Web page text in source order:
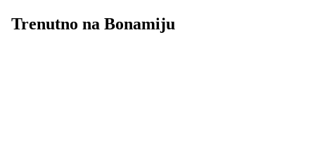
Trenutno na Bonamiju